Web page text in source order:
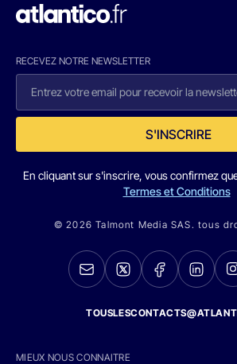
RECEVEZ NOTRE NEWSLETTER
S'INSCRIRE
En cliquant sur s'inscrire, vous confirmez
Termes et Conditions
© 2026 Talmont Media SAS. tous
MIEUX NOUS CONNAITRE